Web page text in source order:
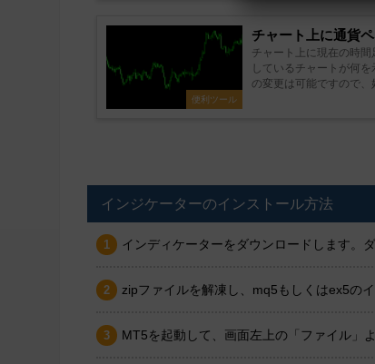
便利ツール
チャート上に通貨
チャート上に現在の時
しているチャートが何
の変更は可能ですので、好み
インジケーターのインストール方法
インディケーターをダウンロードします。
zipファイルを解凍し、mq5もしくはex5の
MT5を起動して、画面左上の「ファイル」